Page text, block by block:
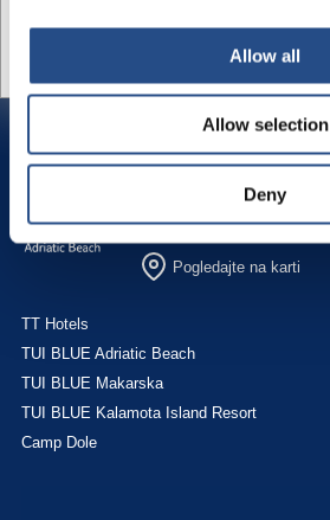
Allow all
Allow selection
Deny
Od
Makarska rivijera
Hrvatska
Pogledajte na karti
TT Hotels
TUI BLUE Adriatic Beach
TUI BLUE Makarska
TUI BLUE Kalamota Island Resort
Camp Dole